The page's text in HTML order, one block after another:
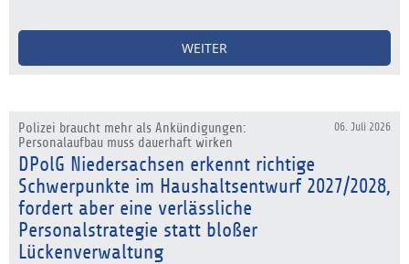
WEITER
06. Juli 2026
Polizei braucht mehr als Ankündigungen:
Personalaufbau muss dauerhaft wirken
DPolG Niedersachsen erkennt richtige
Schwerpunkte im Haushaltsentwurf 2027/2028,
fordert aber eine verlässliche
Personalstrategie statt bloßer
Lückenverwaltung